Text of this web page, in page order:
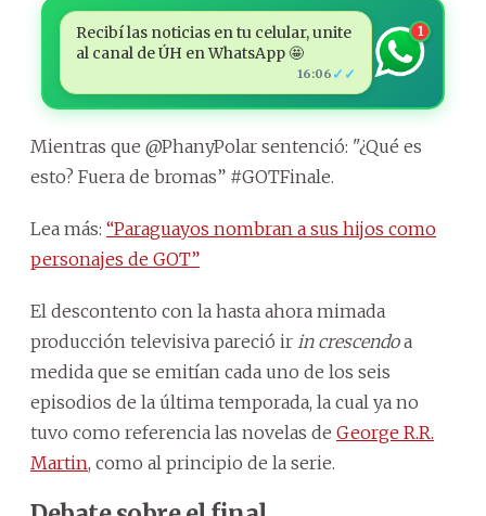
Recibí las noticias en tu celular, unite
al canal de ÚH en WhatsApp 🤩
16:06 ✓✓
1
Mientras que @PhanyPolar sentenció: "¿Qué es
esto? Fuera de bromas” #GOTFinale.
Lea más: “Paraguayos nombran a sus hijos como
personajes de GOT”
El descontento con la hasta ahora mimada
producción televisiva pareció ir in crescendoa
medida que se emitían cada uno de los seis
episodios de la última temporada, la cual ya no
tuvo como referencia las novelas de George R.R.
Martin, como al principio de la serie.